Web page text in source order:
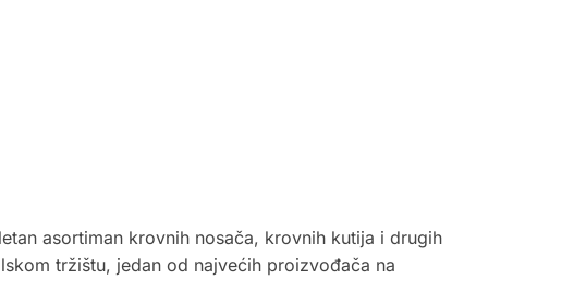
asortiman krovnih nosača, krovnih kutija i drugih
tržištu, jedan od najvećih proizvođača na